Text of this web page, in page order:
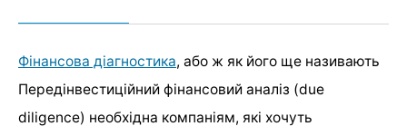
Фінансова діагностика, або ж як його ще називають
Передінвестиційний фінансовий аналіз (due
diligence) необхідна компаніям, які хочуть